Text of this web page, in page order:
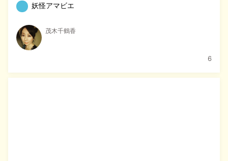
妖怪アマビエ
茂木千鶴香
6